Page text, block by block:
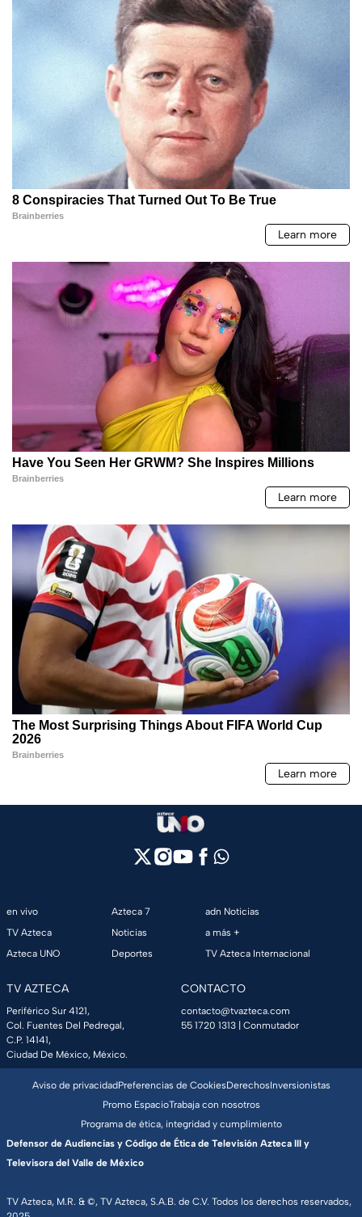
en vivo
TV Azteca
Azteca UNO
Azteca 7
Noticias
Deportes
adn Noticias
a más +
TV Azteca Internacional
TV AZTECA
Periférico Sur 4121,
Col. Fuentes Del Pedregal,
C.P. 14141,
Ciudad De México, México.
CONTACTO
contacto@tvazteca.com
55 1720 1313 | Conmutador
TV Azteca, M.R. & ©, TV Azteca, S.A.B. de C.V. Todos los derechos reservados,
Aviso de privacidadPreferencias de CookiesDerechosInversionistas
Promo EspacioTrabaja con nosotros
Programa de ética, integridad y cumplimiento
Defensor de Audiencias y Código de Ética de Televisión Azteca III y
Televisora del Valle de México